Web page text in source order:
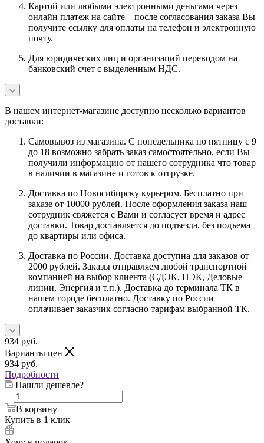
Картой или любыми электронными деньгами через
онлайн платеж на сайте – после согласования заказа Вы
получите ссылку для оплаты на телефон и электронную
почту.
Для юридических лиц и организаций переводом на
банковский счет с выделенным НДС.
В нашем интернет-магазине доступно несколько вариантов
доставки:
Самовывоз из магазина. С понедельника по пятницу с 9
до 18 возможно забрать заказ самостоятельно, если Вы
получили информацию от нашего сотрудника что товар
в наличии в магазине и готов к отгрузке.
Доставка по Новосибирску курьером. Бесплатно при
заказе от 10000 рублей. После оформления заказа наш
сотрудник свяжется с Вами и согласует время и адрес
доставки. Товар доставляется до подъезда, без подъема
до квартиры или офиса.
Доставка по России. Доставка доступна для заказов от
2000 рублей. Заказы отправляем любой транспортной
компанией на выбор клиента (СДЭК, ПЭК, Деловые
линии, Энергия и т.п.). Доставка до терминала ТК в
нашем городе бесплатно. Доставку по России
оплачивает заказчик согласно тарифам выбранной ТК.
934 руб.
Варианты цен
934 руб.
Подробности
Нашли дешевле?
В корзину
Купить в 1 клик